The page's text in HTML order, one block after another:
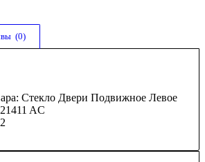
(0)
Стекло Двери Подвижное Левое
AC